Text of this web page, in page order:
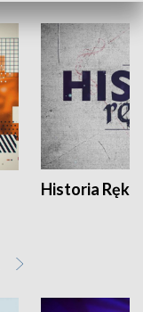
Historia Ręką